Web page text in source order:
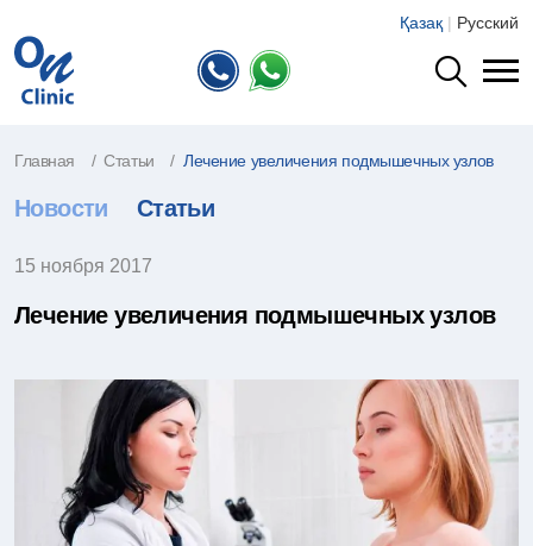
Қазақ | Русский
Главная Статьи Лечение увеличения подмышечных узлов
Новости Статьи
15 ноября 2017
Лечение увеличения подмышечных узлов